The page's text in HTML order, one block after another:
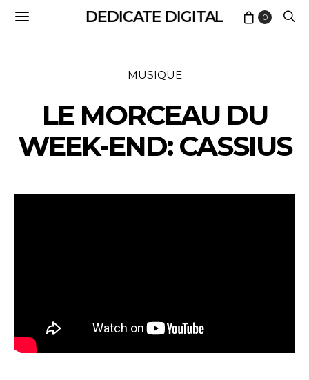
DEDICATE DIGITAL 0
MUSIQUE
LE MORCEAU DU
WEEK-END: CASSIUS